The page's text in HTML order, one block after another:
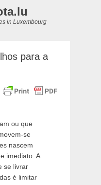
in Luxembourg
para a
ou que
se
nascem
imediato. A
se livrar
é limitar